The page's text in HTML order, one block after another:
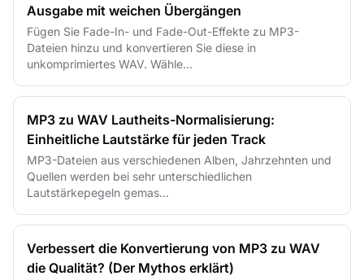
Ausgabe mit weichen Übergängen
Fügen Sie Fade-In- und Fade-Out-Effekte zu MP3-
Dateien hinzu und konvertieren Sie diese in
unkomprimiertes WAV. Wähle...
MP3 zu WAV Lautheits-Normalisierung:
Einheitliche Lautstärke für jeden Track
MP3-Dateien aus verschiedenen Alben, Jahrzehnten und
Quellen werden bei sehr unterschiedlichen
Lautstärkepegeln gemas...
Verbessert die Konvertierung von MP3 zu WAV
die Qualität? (Der Mythos erklärt)